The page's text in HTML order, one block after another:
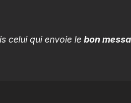
celui qui envoie le bon